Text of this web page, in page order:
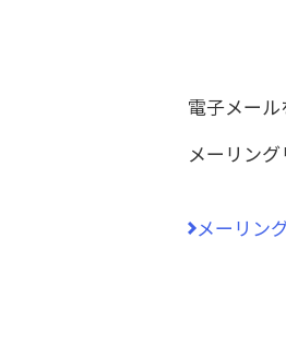
電子メール
メーリン
メーリン